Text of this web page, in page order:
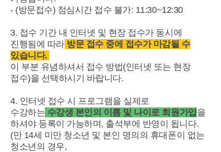
- (방문접수) 점심시간 접수 불가: 11:30~12:30
3. 접수 기간 내 인터넷 및 현장 접수가 동시에
진행됨에 따라 방문 접수 중에 접수가 마감될 수
있습니다.
이 부분 유념하셔서 접수 방법(인터넷 또는 현장
접수)을 선택하시기 바랍니다.
4. 인터넷 접수 시 프로그램을 실제로
수강하는 수강생 본인의 이름 및 나이로 회원가입 을
하셔야 등록이 가능하며, 출석부에 반영이 됩니다.
(만 14세 미만 청소년 및 본인 명의의 휴대폰이 없는
청소년의 경우,